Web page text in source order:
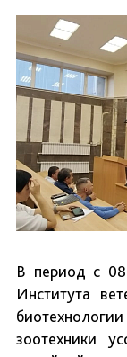
В период с
Института
зоотехники